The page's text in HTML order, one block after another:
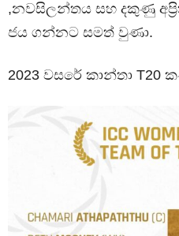
,නවසිලන්තය සහ දකුණු
ජය ගන්නට සමත් වුණා.
2023 වසරේ කාන්තා T20